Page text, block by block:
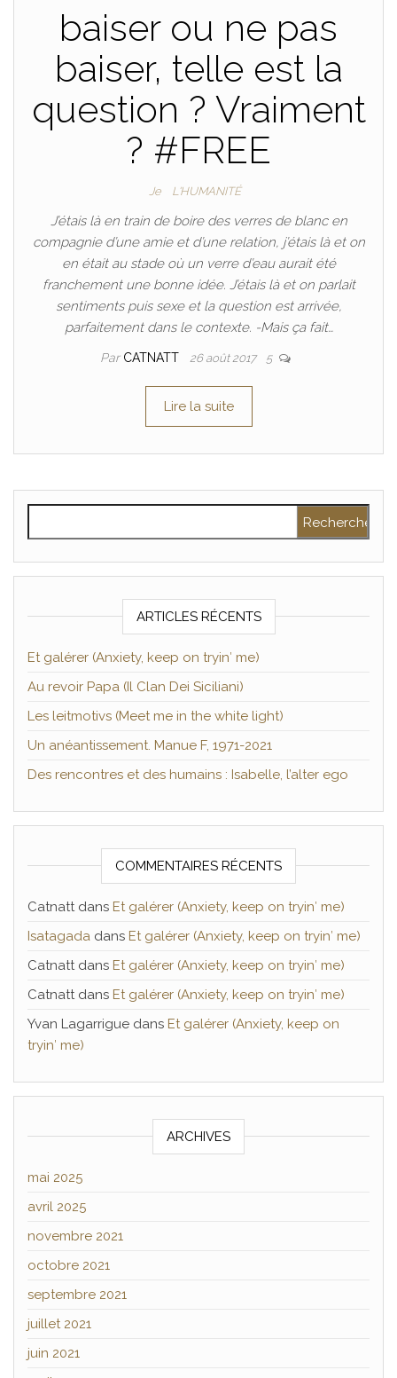
baiser ou ne pas
baiser, telle est la
question ? Vraiment
? #FREE
Je L'HUMANITÉ
J’étais là en train de boire des verres de blanc en
compagnie d’une amie et d’une relation, j’étais là et on
en était au stade où un verre d’eau aurait été
franchement une bonne idée. J’étais là et on parlait
sentiments puis sexe et la question est arrivée,
parfaitement dans le contexte. -Mais ça fait…
Par CATNATT 26 août 2017 5
Lire la suite
ARTICLES RÉCENTS
Et galérer (Anxiety, keep on tryin′ me)
Au revoir Papa (Il Clan Dei Siciliani)
Les leitmotivs (Meet me in the white light)
Un anéantissement. Manue F, 1971-2021
Des rencontres et des humains : Isabelle, l’alter ego
COMMENTAIRES RÉCENTS
Catnattdans Et galérer (Anxiety, keep on tryin′ me)
Isatagada dans Et galérer (Anxiety, keep on tryin′ me)
Catnattdans Et galérer (Anxiety, keep on tryin′ me)
Catnattdans Et galérer (Anxiety, keep on tryin′ me)
Yvan Lagarrigue dans Et galérer (Anxiety, keep on
tryin′ me)
ARCHIVES
mai 2025
avril 2025
novembre 2021
octobre 2021
septembre 2021
juillet 2021
juin 2021